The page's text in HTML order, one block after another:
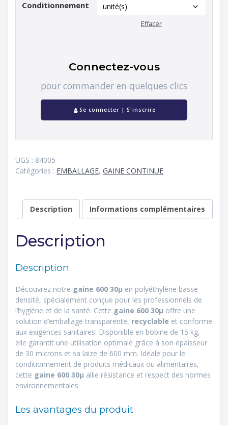
Conditionnement
Effacer
Connectez-vous
pour commander en quelques clics
Se connecter | S'inscrire
UGS : 84005
Catégories : EMBALLAGE, GAINE CONTINUE
Description Informations complémentaires
Description
Description
Découvrez notre gaine 600 30µ en polyéthylène basse
densité, spécialement conçue pour les professionnels de
l’hygiène et de la santé. Cette gaine 600 30µ offre une
solution d’emballage transparente, recyclable et conforme
aux exigences sanitaires. Disponible en bobine de 15 kg,
elle garantit une utilisation optimale grâce à son épaisseur
de 30 microns et sa laize de 600 mm. Idéale pour le
conditionnement de produits médicaux ou alimentaires,
cette gaine 600 30µ allie résistance et respect des normes
environnementales.
Les avantages du produit